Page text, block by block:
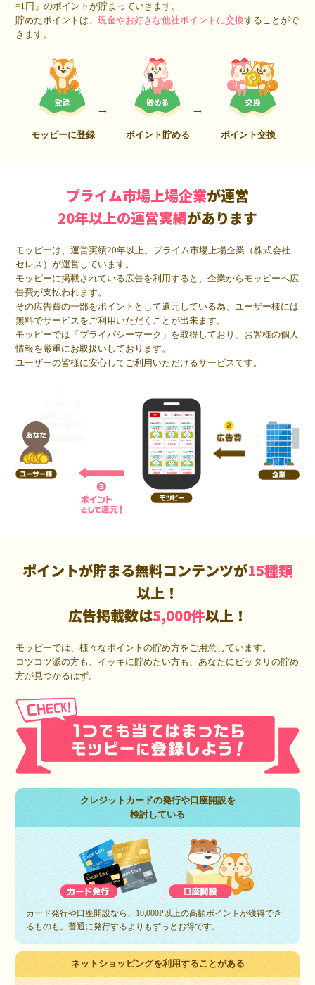
=1円」のポイントが貯まっていきます。
貯めたポイントは、現金やお好きな他社ポイントに交換することがで
きます。
モッピーに登録 ポイント貯める ポイント交換
プライム市場上場企業が運営
20年以上の運営実績があります
モッピーは、運営実績20年以上。プライム市場上場企業（株式会社
セレス）が運営しています。
モッピーに掲載されている広告を利用すると、企業からモッピーへ広
告費が支払われます。
その広告費の一部をポイントとして還元している為、ユーザー様には
無料でサービスをご利用いただくことが出来ます。
モッピーでは「プライバシーマーク」を取得しており、お客様の個人
情報を厳重にお取扱いしております。
ユーザーの皆様に安心してご利用いただけるサービスです。
ポイントが貯まる無料コンテンツが15種類
以上！
広告掲載数は5,000件以上！
モッピーでは、様々なポイントの貯め方をご用意しています。
コツコツ派の方も、イッキに貯めたい方も、あなたにピッタリの貯め
方が見つかるはず。
クレジットカードの発行や口座開設を
検討している
カード発行や口座開設なら、10,000P以上の高額ポイントが獲得でき
るものも。普通に発行するよりもずっとお得です。
ネットショッピングを利用することがある